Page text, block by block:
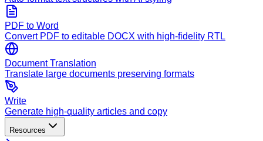
PDF to Word
Convert PDF to editable DOCX with high-fidelity RTL
Document Translation
Translate large documents preserving formats
Write
Generate high-quality articles and copy
Resources